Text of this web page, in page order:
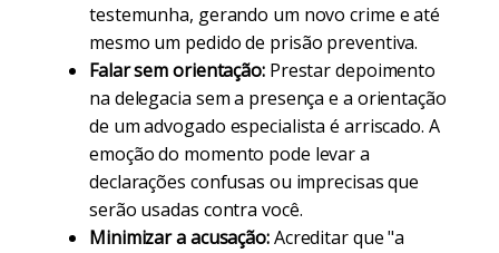
testemunha, gerando um novo crime e até
mesmo um pedido de prisão preventiva.
Falar sem orientação:Prestar depoimento
na delegacia sem a presença e a orientação
de um advogado especialista é arriscado. A
emoção do momento pode levar a
declarações confusas ou imprecisas que
serão usadas contra você.
Minimizar a acusação:Acreditar que "a